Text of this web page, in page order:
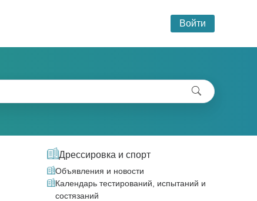
Войти
Дрессировка и спорт
Объявления и новости
Календарь тестирований, испытаний и
состязаний